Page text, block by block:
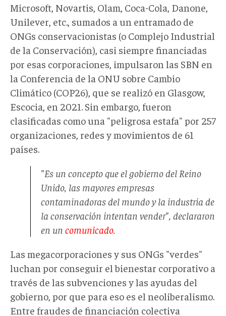
Microsoft, Novartis, Olam, Coca-Cola, Danone,
Unilever, etc., sumados a un entramado de
ONGs conservacionistas (o Complejo Industrial
de la Conservación), casi siempre financiadas
por esas corporaciones, impulsaron las SBN en
la Conferencia de la ONU sobre Cambio
Climático (COP26), que se realizó en Glasgow,
Escocia, en 2021. Sin embargo, fueron
clasificadas como una "peligrosa estafa" por 257
organizaciones, redes y movimientos de 61
países.
"Es un concepto que el gobierno del Reino
Unido, las mayores empresas
contaminadoras del mundo y la industria de
la conservación intentan vender", declararon
en un comunicado
Las megacorporaciones y sus ONGs "verdes"
luchan por conseguir el bienestar corporativo a
través de las subvenciones y las ayudas del
gobierno, por que para eso es el neoliberalismo.
Entre fraudes de financiación colectiva